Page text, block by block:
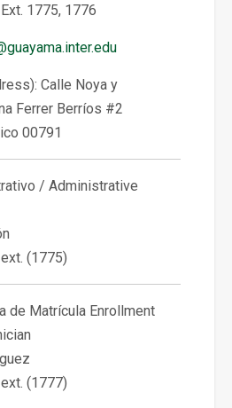
1775, 1776
Calle Noya y
Ferrer Berríos #2
00791
/ Administrative
(1775)
de Matrícula Enrollment
(1777)